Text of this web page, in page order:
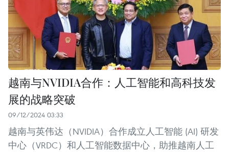
越南与NVIDIA合作：人工智能和高科技发
展的战略突破
09/12/2024 03:33
越南与英伟达（NVIDIA）合作成立人工智能 (AI) 研发
中心（VRDC）和人工智能数据中心，助推越南人工